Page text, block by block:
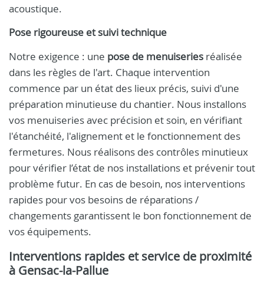
acoustique.
Pose rigoureuse et suivi technique
Notre exigence : une pose de menuiseries réalisée
dans les règles de l'art. Chaque intervention
commence par un état des lieux précis, suivi d'une
préparation minutieuse du chantier. Nous installons
vos menuiseries avec précision et soin, en vérifiant
l'étanchéité, l'alignement et le fonctionnement des
fermetures. Nous réalisons des contrôles minutieux
pour vérifier l’état de nos installations et prévenir tout
problème futur. En cas de besoin, nos interventions
rapides pour vos besoins de réparations /
changements garantissent le bon fonctionnement de
vos équipements.
Interventions rapides et service de proximité
à Gensac-la-Pallue